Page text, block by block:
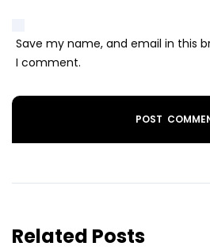
Save my name, and email in this
I comment.
Related Posts